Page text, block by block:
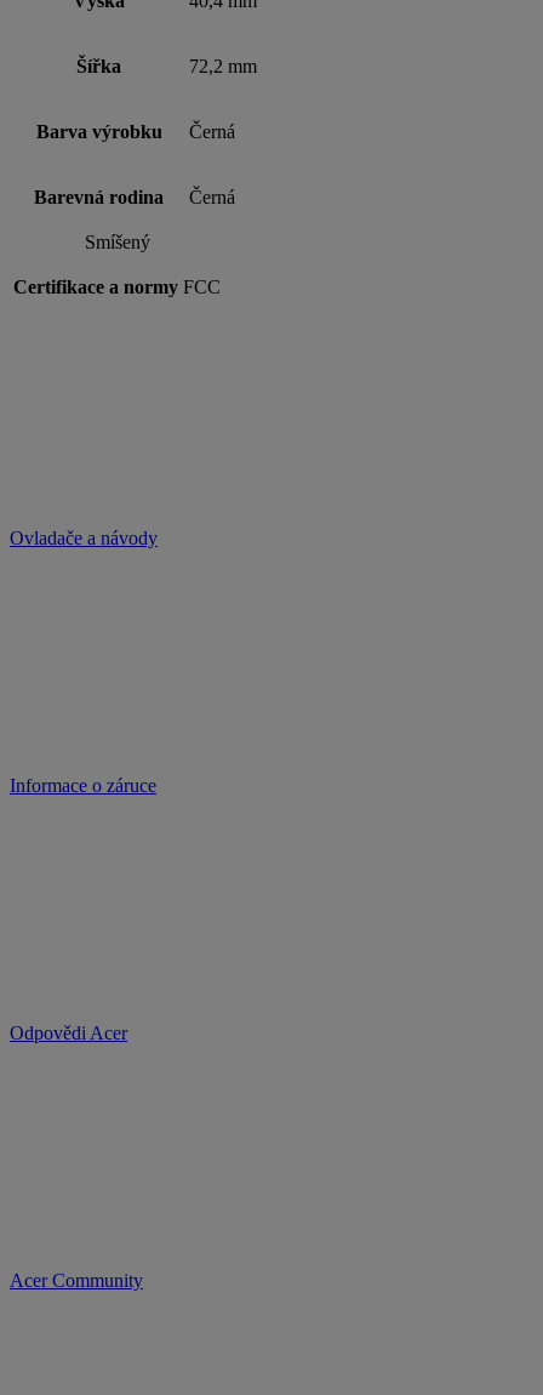
Šířka 72,2 mm
Barva výrobku Černá
Barevná rodina Černá
Smíšený
Certifikace a normy FCC
Ovladače a návody
Informace o záruce
Odpovědi Acer
Acer Community